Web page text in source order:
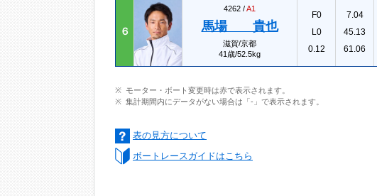
６
4262 /A1
馬場 貴也
滋賀/京都
41歳/52.5kg
F0
L0
0.12
7.04
45.13
61.06
モーター・ボート変更時は赤で表示されます。
集計期間内にデータがない場合は「-」で表示されます。
表の見方について
ボートレースガイドはこちら